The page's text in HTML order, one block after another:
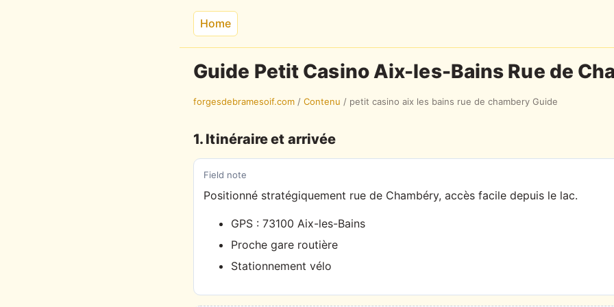
Home
Guide Petit Casino Aix-les-Bains Rue de
forgesdebramesoif.com / Contenu / petit casino aix les bains rue de chambery Guide
1. Itinéraire et arrivée
Field note
Positionné stratégiquement rue de Chambéry, accès facile depuis le lac.
GPS : 73100 Aix-les-Bains
Proche gare routière
Stationnement vélo